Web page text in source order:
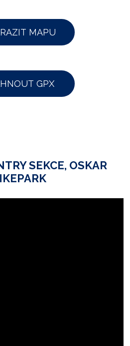
MAPU
GPX
SEKCE, OSKAR